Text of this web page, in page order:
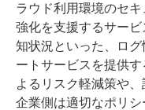
ラウド利用環境のセ
強化を支援するサー
知状況といった、ロ
ートサービスを提供
よるリスク軽減策や、
企業側は適切なポリ